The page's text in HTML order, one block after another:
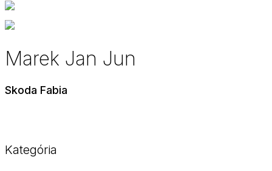
Marek Jan Jun
Skoda Fabia
Kategória